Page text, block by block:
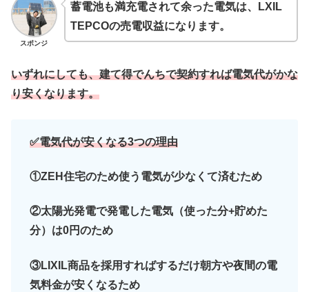
スポンジ
蓄電池も満充電されて余った電気は、LXIL
TEPCOの売電収益になります。
いずれにしても、建て得でんちで契約すれば電気代がかな
り安くなります。
✅電気代が安くなる3つの理由
①ZEH住宅のため使う電気が少なくて済むため
②太陽光発電で発電した電気（使った分+貯めた
分）は0円のため
③LIXIL商品を採用すればするだけ朝方や夜間の電
気料金が安くなるため